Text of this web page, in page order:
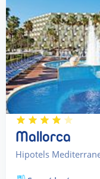
Mallorca
Hipotels